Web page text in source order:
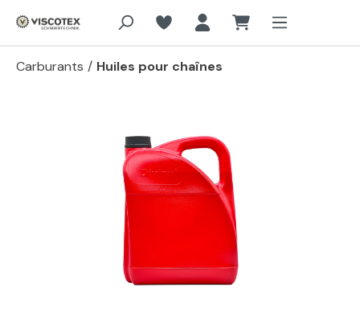
Aller au contenu principal
Carburants / Huiles pour chaînes